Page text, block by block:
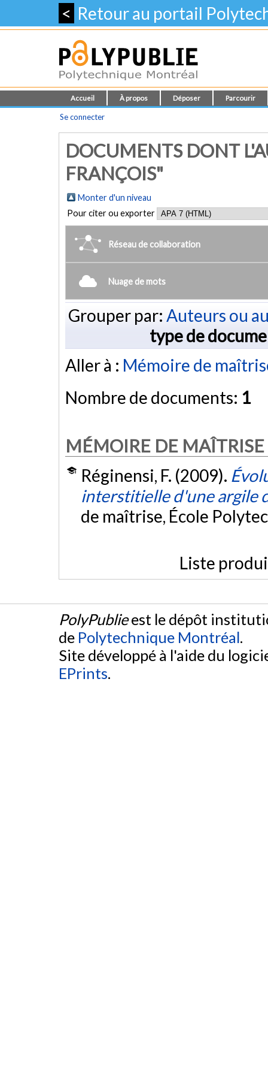
< Retour au portail
Accueil À propos Déposer Parcourir
Se connecter
DOCUMENTS DONT
FRANÇOIS"
Monter d'un niveau
Pour citer ou exporter
Réseau de collaboration
Nuage de mots
Grouper par: Auteurs ou
type de
Aller à : Mémoire de
Nombre de documents: 1
MÉMOIRE DE MAÎTRISE
Réginensi, F. (2009).
interstitielle d'une argile
de maîtrise, École
Liste
PolyPublieest le dépôt
de Polytechnique Montréal.
Site développé à l'aide du
EPrints.